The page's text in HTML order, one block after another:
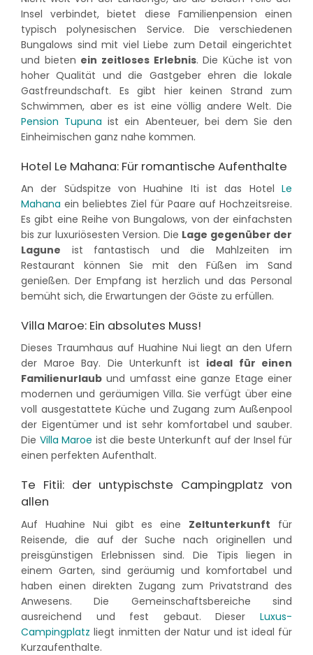
Insel verbindet, bietet diese Familienpension einen
typisch polynesischen Service. Die verschiedenen
Bungalows sind mit viel Liebe zum Detail eingerichtet
und bieten ein zeitloses Erlebnis. Die Küche ist von
hoher Qualität und die Gastgeber ehren die lokale
Gastfreundschaft. Es gibt hier keinen Strand zum
Schwimmen, aber es ist eine völlig andere Welt. Die
Pension Tupuna ist ein Abenteuer, bei dem Sie den
Einheimischen ganz nahe kommen.
Hotel Le Mahana: Für romantische Aufenthalte
An der Südspitze von Huahine Iti ist das Hotel Le
Mahana ein beliebtes Ziel für Paare auf Hochzeitsreise.
Es gibt eine Reihe von Bungalows, von der einfachsten
bis zur luxuriösesten Version. Die Lage gegenüber der
Lagune ist fantastisch und die Mahlzeiten im
Restaurant können Sie mit den Füßen im Sand
genießen. Der Empfang ist herzlich und das Personal
bemüht sich, die Erwartungen der Gäste zu erfüllen.
Villa Maroe: Ein absolutes Muss!
Dieses Traumhaus auf Huahine Nui liegt an den Ufern
der Maroe Bay. Die Unterkunft ist ideal für einen
Familienurlaub und umfasst eine ganze Etage einer
modernen und geräumigen Villa. Sie verfügt über eine
voll ausgestattete Küche und Zugang zum Außenpool
der Eigentümer und ist sehr komfortabel und sauber.
Die Villa Maroe ist die beste Unterkunft auf der Insel für
einen perfekten Aufenthalt.
Te Fitii: der untypischste Campingplatz von
allen
Auf Huahine Nui gibt es eine Zeltunterkunft für
Reisende, die auf der Suche nach originellen und
preisgünstigen Erlebnissen sind. Die Tipis liegen in
einem Garten, sind geräumig und komfortabel und
haben einen direkten Zugang zum Privatstrand des
Anwesens. Die Gemeinschaftsbereiche sind
ausreichend und fest gebaut. Dieser Luxus-
Campingplatz liegt inmitten der Natur und ist ideal für
Kurzaufenthalte.